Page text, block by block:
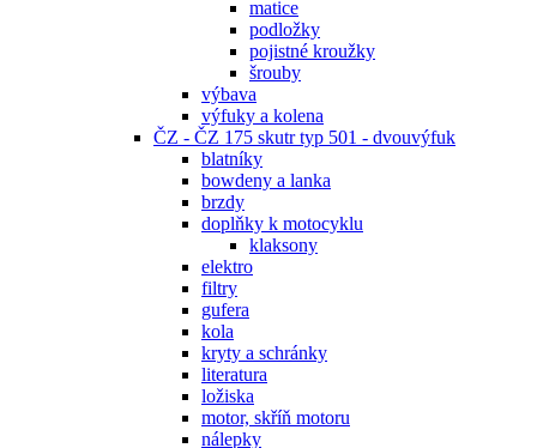
matice
podložky
pojistné kroužky
šrouby
výbava
výfuky a kolena
ČZ - ČZ 175 skutr typ 501 - dvouvýfuk
blatníky
bowdeny a lanka
brzdy
doplňky k motocyklu
klaksony
elektro
filtry
gufera
kola
kryty a schránky
literatura
ložiska
motor, skříň motoru
nálepky